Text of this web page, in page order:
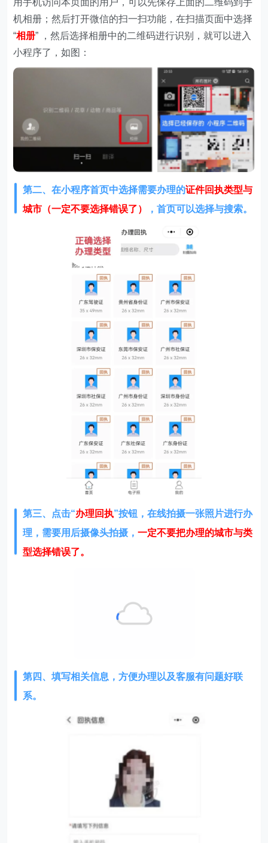
用手机访问本页面的用户，可以先保存上面的二维码到手
机相册；然后打开微信的扫一扫功能，在扫描页面中选择
“相册” ，然后选择相册中的二维码进行识别，就可以进入
小程序了，如图：
第二、在小程序首页中选择需要办理的证件回执类型与
城市（一定不要选择错误了）
，首页可以选择与搜索。
第三、点击“办理回执”按钮，在线拍摄一张照片进行办
理，需要用后摄像头拍摄，一定不要把办理的城市与类
型选择错误了。
第四、填写相关信息，方便办理以及客服有问题好联